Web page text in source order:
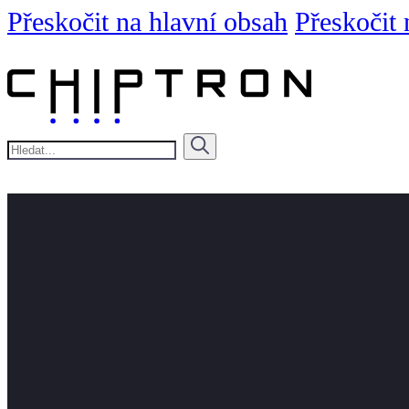
Přeskočit na hlavní obsah Přeskočit
Hledat